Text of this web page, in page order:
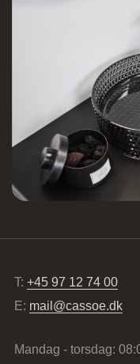
T:+45 97 12 74 00
E: mail@cassoe.dk
Mandag - torsdag:
Lundvej 54,
Vordingborg
Ved
Vordingborg